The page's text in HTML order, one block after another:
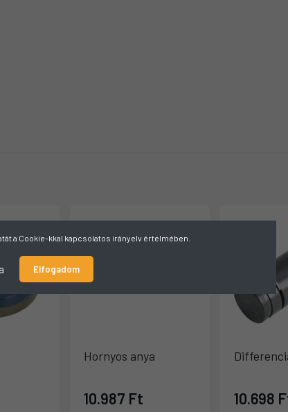
Hornyos anya
10.987 Ft 10.698
a Cookie-kkal kapcsolatos irányelv értelmében.
Elfogadom